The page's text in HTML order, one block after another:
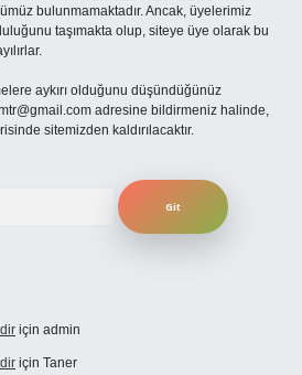
bulunmamaktadır. Ancak, üyelerimiz
taşımakta olup, siteye üye olarak bu
aykırı olduğunu düşündüğünüz
adresine bildirmeniz halinde,
sitemizden kaldırılacaktır.
için admin
için Taner